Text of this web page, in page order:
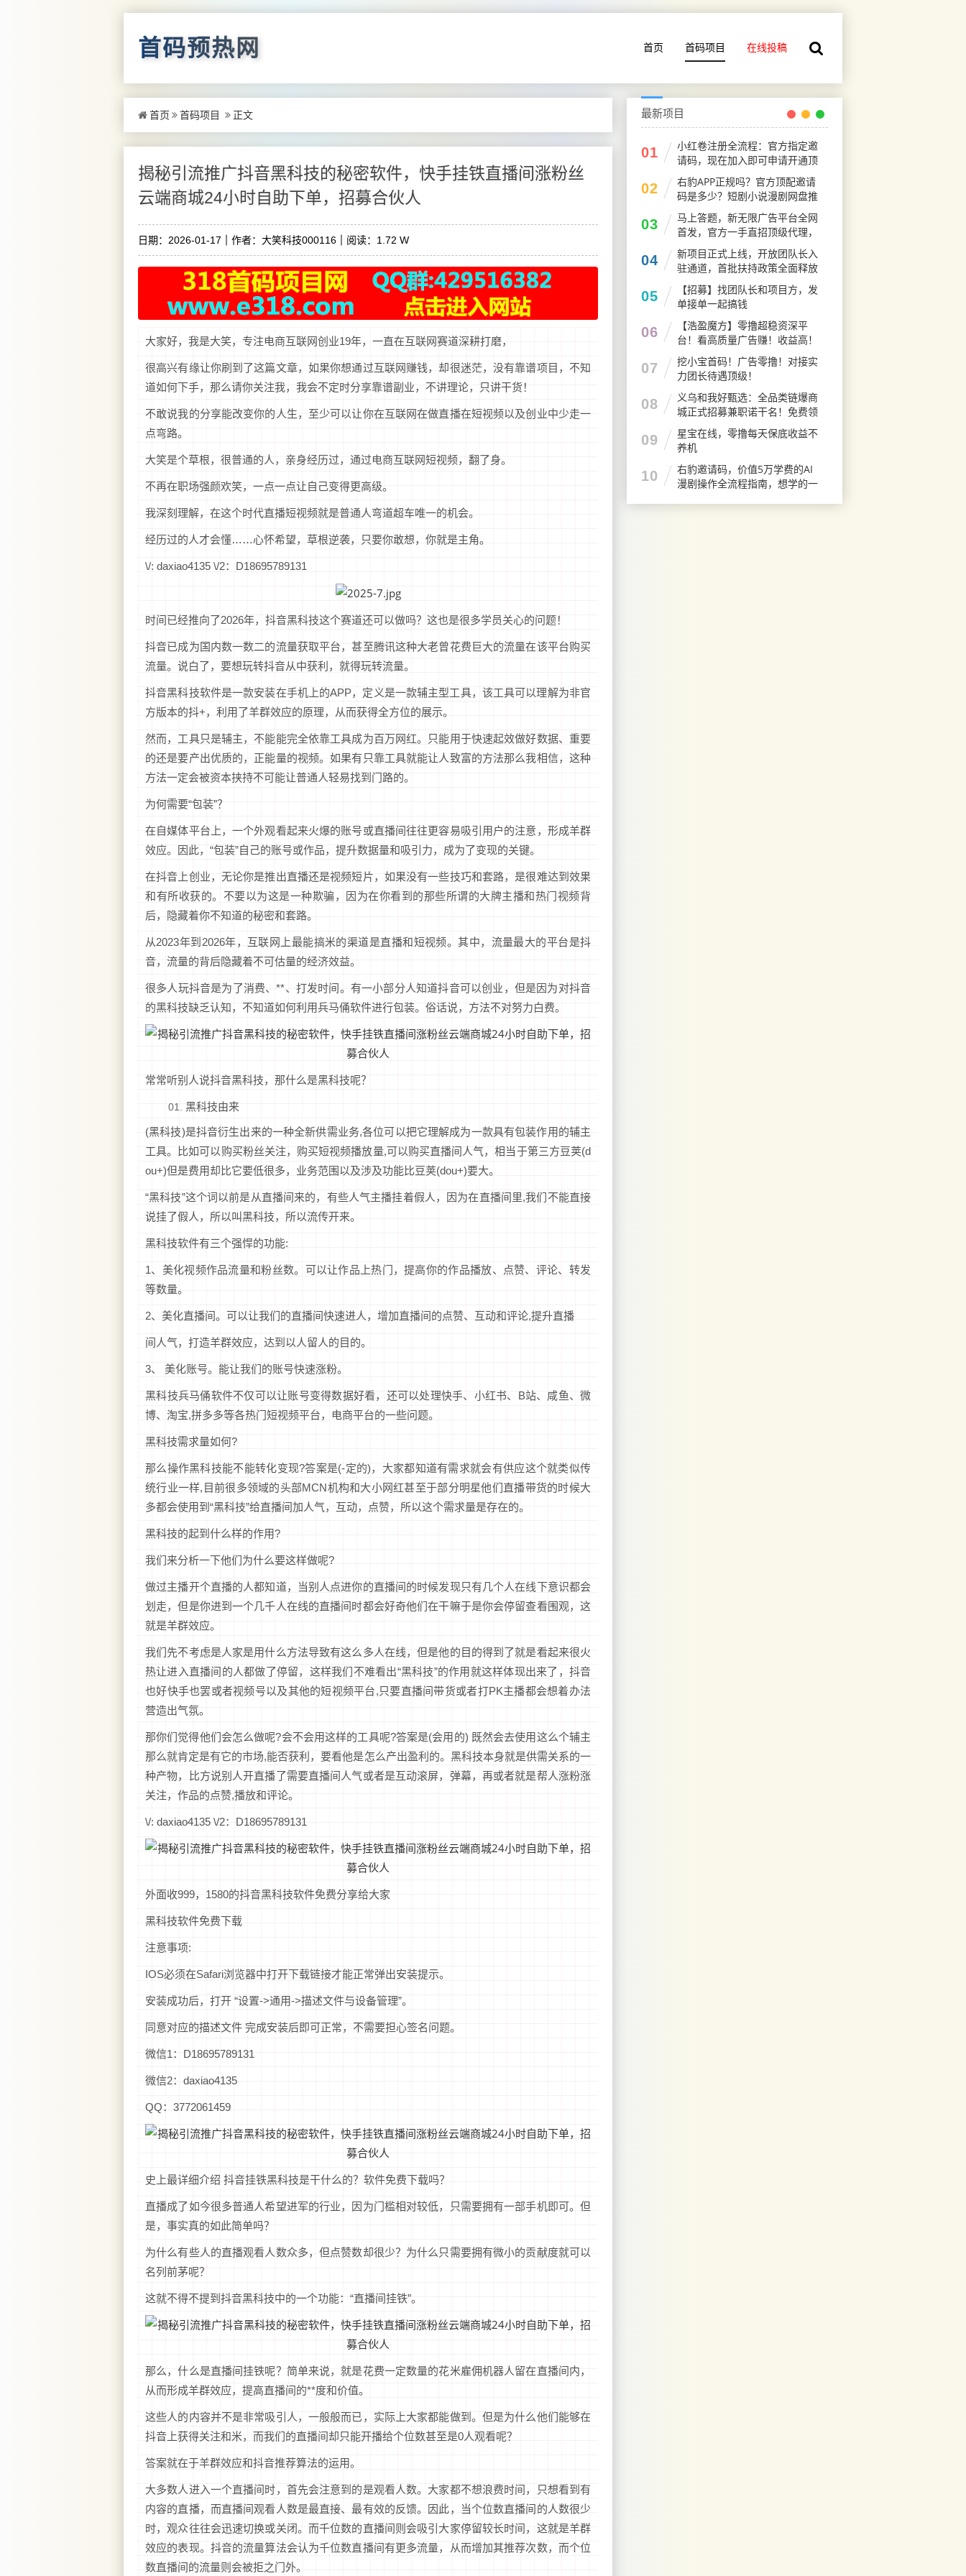
首码预热网 首页 首码项目 在线投稿
首页 首码项目 正文
揭秘引流推广抖音黑科技的秘密软件，快手挂铁直播间涨粉丝
云端商城24小时自助下单，招募合伙人
日期：2026-01-17 作者：大笑科技000116 阅读：1.72 W
大家好，我是大笑，专注电商互联网创业19年，一直在互联网赛道深耕打磨，
很高兴有缘让你刷到了这篇文章，如果你想通过互联网赚钱，却很迷茫，没有靠谱项目，不知
道如何下手，那么请你关注我，我会不定时分享靠谱副业，不讲理论，只讲干货！
不敢说我的分享能改变你的人生，至少可以让你在互联网在做直播在短视频以及创业中少走一
点弯路。
大笑是个草根，很普通的人，亲身经历过，通过电商互联网短视频，翻了身。
不再在职场强颜欢笑，一点一点让自己变得更高级。
我深刻理解，在这个时代直播短视频就是普通人弯道超车唯一的机会。
经历过的人才会懂……心怀希望，草根逆袭，只要你敢想，你就是主角。
\/: daxiao4135 \/2：D18695789131
时间已经推向了2026年，抖音黑科技这个赛道还可以做吗？这也是很多学员关心的问题！
抖音已成为国内数一数二的流量获取平台，甚至腾讯这种大老曾花费巨大的流量在该平台购买
流量。说白了，要想玩转抖音从中获利，就得玩转流量。
抖音黑科技软件是一款安装在手机上的APP，定义是一款辅主型工具，该工具可以理解为非官
方版本的抖+，利用了羊群效应的原理，从而获得全方位的展示。
然而，工具只是辅主，不能能完全依靠工具成为百万网红。只能用于快速起效做好数据、重要
的还是要产出优质的，正能量的视频。如果有只靠工具就能让人致富的方法那么我相信，这种
方法一定会被资本挟持不可能让普通人轻易找到门路的。
为何需要“包装”？
在自媒体平台上，一个外观看起来火爆的账号或直播间往往更容易吸引用户的注意，形成羊群
效应。因此，“包装”自己的账号或作品，提升数据量和吸引力，成为了变现的关键。
在抖音上创业，无论你是推出直播还是视频短片，如果没有一些技巧和套路，是很难达到效果
和有所收获的。不要以为这是一种欺骗，因为在你看到的那些所谓的大牌主播和热门视频背
后，隐藏着你不知道的秘密和套路。
从2023年到2026年，互联网上最能搞米的渠道是直播和短视频。其中，流量最大的平台是抖
音，流量的背后隐藏着不可估量的经济效益。
很多人玩抖音是为了消费、**、打发时间。有一小部分人知道抖音可以创业，但是因为对抖音
的黑科技缺乏认知，不知道如何利用兵马俑软件进行包装。俗话说，方法不对努力白费。
常常听别人说抖音黑科技，那什么是黑科技呢？
黑科技由来
(黑科技)是抖音衍生出来的一种全新供需业务,各位可以把它理解成为一款具有包装作用的辅主
工具。比如可以购买粉丝关注，购买短视频播放量,可以购买直播间人气，相当于第三方豆荚(d
ou+)但是费用却比它要低很多，业务范围以及涉及功能比豆荚(dou+)要大。
“黑科技”这个词以前是从直播间来的，有些人气主播挂着假人，因为在直播间里,我们不能直接
说挂了假人，所以叫黑科技，所以流传开来。
黑科技软件有三个强悍的功能:
1、美化视频作品流量和粉丝数。可以让作品上热门，提高你的作品播放、点赞、评论、转发
等数量。
2、美化直播间。可以让我们的直播间快速进人，增加直播间的点赞、互动和评论,提升直播
间人气，打造羊群效应，达到以人留人的目的。
3、 美化账号。能让我们的账号快速涨粉。
黑科技兵马俑软件不仅可以让账号变得数据好看，还可以处理快手、小红书、B站、咸鱼、微
博、淘宝,拼多多等各热门短视频平台，电商平台的一些问题。
黑科技需求量如何?
那么操作黑科技能不能转化变现?答案是(-定的)，大家都知道有需求就会有供应这个就类似传
统行业一样,目前很多领域的头部MCN机构和大小网红甚至于部分明星他们直播带货的时候大
多都会使用到“黑科技”给直播间加人气，互动，点赞，所以这个需求量是存在的。
黑科技的起到什么样的作用?
我们来分析一下他们为什么要这样做呢?
做过主播开个直播的人都知道，当别人点进你的直播间的时候发现只有几个人在线下意识都会
划走，但是你进到一个几千人在线的直播间时都会好奇他们在干嘛于是你会停留查看围观，这
就是羊群效应。
我们先不考虑是人家是用什么方法导致有这么多人在线，但是他的目的得到了就是看起来很火
热让进入直播间的人都做了停留，这样我们不难看出“黑科技”的作用就这样体现出来了，抖音
也好快手也罢或者视频号以及其他的短视频平台,只要直播间带货或者打PK主播都会想着办法
营造出气氛。
那你们觉得他们会怎么做呢?会不会用这样的工具呢?答案是(会用的) 既然会去使用这么个辅主
那么就肯定是有它的市场,能否获利，要看他是怎么产出盈利的。黑科技本身就是供需关系的一
种产物，比方说别人开直播了需要直播间人气或者是互动滚屏，弹幕，再或者就是帮人涨粉涨
关注，作品的点赞,播放和评论。
\/: daxiao4135 \/2：D18695789131
外面收999，1580的抖音黑科技软件免费分享给大家
黑科技软件免费下载
注意事项:
IOS必须在Safari浏览器中打开下载链接才能正常弹出安装提示。
安装成功后，打开 “设置->通用->描述文件与设备管理”。
同意对应的描述文件 完成安装后即可正常，不需要担心签名问题。
微信1：D18695789131
微信2：daxiao4135
QQ：3772061459
史上最详细介绍 抖音挂铁黑科技是干什么的？软件免费下载吗？
直播成了如今很多普通人希望进军的行业，因为门槛相对较低，只需要拥有一部手机即可。但
是，事实真的如此简单吗？
为什么有些人的直播观看人数众多，但点赞数却很少？为什么只需要拥有微小的贡献度就可以
名列前茅呢？
这就不得不提到抖音黑科技中的一个功能：“直播间挂铁”。
那么，什么是直播间挂铁呢？简单来说，就是花费一定数量的花米雇佣机器人留在直播间内，
从而形成羊群效应，提高直播间的**度和价值。
这些人的内容并不是非常吸引人，一般般而已，实际上大家都能做到。但是为什么他们能够在
抖音上获得关注和米，而我们的直播间却只能开播给个位数甚至是0人观看呢？
答案就在于羊群效应和抖音推荐算法的运用。
大多数人进入一个直播间时，首先会注意到的是观看人数。大家都不想浪费时间，只想看到有
内容的直播，而直播间观看人数是最直接、最有效的反馈。因此，当个位数直播间的人数很少
时，观众往往会迅速切换或关闭。而千位数的直播间则会吸引大家停留较长时间，这就是羊群
效应的表现。抖音的流量算法会认为千位数直播间有更多流量，从而增加其推荐次数，而个位
数直播间的流量则会被拒之门外。
最新项目
01
小红卷注册全流程：官方指定邀
请码，现在加入即可申请开通顶
级代理V5权限
02
右豹APP正规吗？官方顶配邀请
码是多少？短剧小说漫剧网盘推
广副业怎么做
03
马上答题，新无限广告平台全网
首发，官方一手直招顶级代理，
待遇拉满
04
新项目正式上线，开放团队长入
驻通道，首批扶持政策全面释放
05
【招募】找团队长和项目方，发
单接单一起搞钱
06
【浩盈魔方】零撸超稳资深平
台！看高质量广告赚！收益高！
良心推荐
07
挖小宝首码！广告零撸！对接实
力团长待遇顶级！
08
义乌和我好甄选：全品类链爆商
城正式招募兼职诺干名！免费领
产品！
09
星宝在线，零撸每天保底收益不
养机
10
右豹邀请码，价值5万学费的AI
漫剧操作全流程指南，想学的一